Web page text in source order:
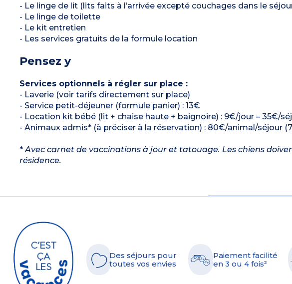
- Le linge de lit (lits faits à l’arrivée excepté couchages dans le
- Le linge de toilette
- Le kit entretien
- Les services gratuits de la formule location
Pensez y
Services optionnels à régler sur place :
- Laverie (voir tarifs directement sur place)
- Service petit-déjeuner (formule panier) : 13€
- Location kit bébé (lit + chaise haute + baignoire) : 9€/jour – 35€/
- Animaux admis* (à préciser à la réservation) : 80€/animal/séjour
*Avec carnet de vaccinations à jour et tatouage. Les chiens
résidence.
Des séjours pour
toutes vos envies
Paiement facilité
en 3 ou 4 fois²